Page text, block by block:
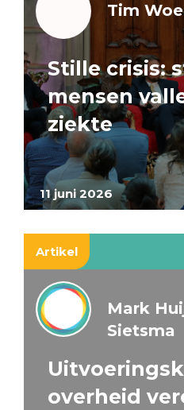
11 juni 2026
Tim
Stille crisis:
mensen
ziekte
Artikel
Mark
Sietsma
overheid